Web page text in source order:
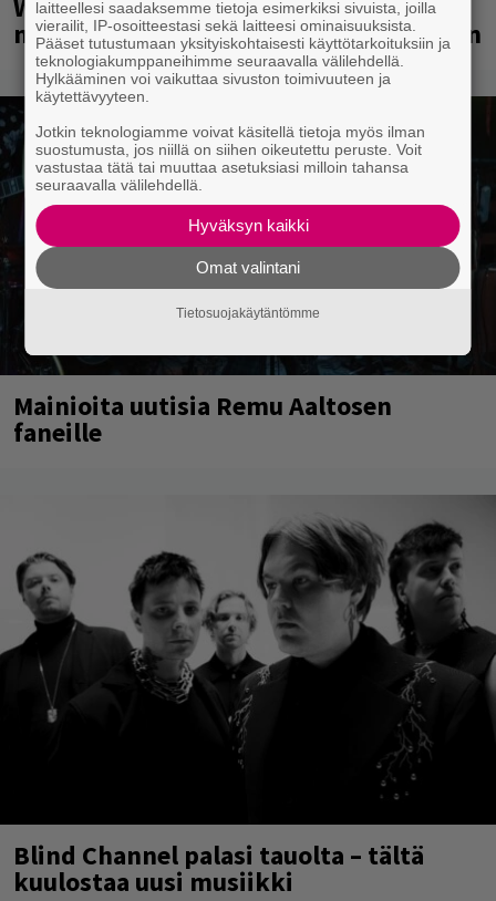
Weezer palaa Suomeen yli
neljännesvuosisadan odotuksen jälkeen
Mainioita uutisia Remu Aaltosen
faneille
Blind Channel palasi tauolta – tältä
kuulostaa uusi musiikki
laitteellesi saadaksemme tietoja esimerkiksi sivuista, joilla
vierailit, IP-osoitteestasi sekä laitteesi ominaisuuksista.
Pääset tutustumaan yksityiskohtaisesti käyttötarkoituksiin ja
teknologiakumppaneihimme seuraavalla välilehdellä.
Hylkääminen voi vaikuttaa sivuston toimivuuteen ja
käytettävyyteen.
Jotkin teknologiamme voivat käsitellä tietoja myös ilman
suostumusta, jos niillä on siihen oikeutettu peruste. Voit
vastustaa tätä tai muuttaa asetuksiasi milloin tahansa
seuraavalla välilehdellä.
Hyväksyn kaikki
Omat valintani
Tietosuojakäytäntömme